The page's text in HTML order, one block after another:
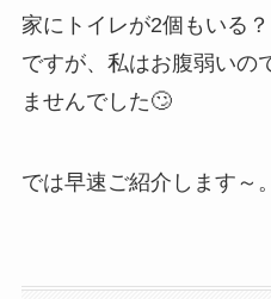
家にトイレが2個もいる
ですが、私はお腹弱いの
ませんでした🙄
では早速ご紹介します～。